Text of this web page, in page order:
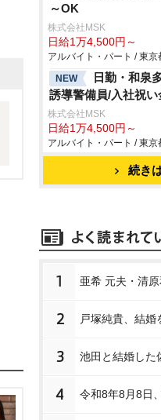
～OK
株式会社MSK
日給1万4,500円～
アルバイト・パート / 東京
NEW
日勤・和泉
誘導警備員/入社祝
株式会社MSK
日給1万4,500円～
アルバイト・パート / 東京
続き
1 亜希 元夫・清
2 戸塚純貴、結婚
3 池田と結婚した
4 令和8年8月8日